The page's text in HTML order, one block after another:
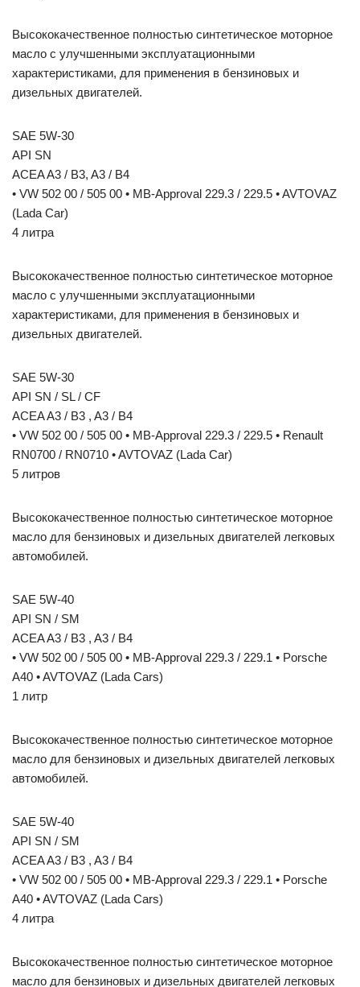
Высококачественное полностью синтетическое моторное
масло с улучшенными эксплуатационными
характеристиками, для применения в бензиновых и
дизельных двигателей.
SAE 5W-30
API SN
ACEA A3 / B3, A3 / B4
• VW 502 00 / 505 00 • MB-Approval 229.3 / 229.5 • AVTOVAZ
(Lada Car)
4 литра
Высококачественное полностью синтетическое моторное
масло с улучшенными эксплуатационными
характеристиками, для применения в бензиновых и
дизельных двигателей.
SAE 5W-30
API SN / SL / CF
ACEA A3 / B3 , A3 / B4
• VW 502 00 / 505 00 • MB-Approval 229.3 / 229.5 • Renault
RN0700 / RN0710 • AVTOVAZ (Lada Car)
5 литров
Высококачественное полностью синтетическое моторное
масло для бензиновых и дизельных двигателей легковых
автомобилей.
SAE 5W-40
API SN / SM
ACEA A3 / B3 , A3 / B4
• VW 502 00 / 505 00 • MB-Approval 229.3 / 229.1 • Porsche
A40 • AVTOVAZ (Lada Cars)
1 литр
Высококачественное полностью синтетическое моторное
масло для бензиновых и дизельных двигателей легковых
автомобилей.
SAE 5W-40
API SN / SM
ACEA A3 / B3 , A3 / B4
• VW 502 00 / 505 00 • MB-Approval 229.3 / 229.1 • Porsche
A40 • AVTOVAZ (Lada Cars)
4 литра
Высококачественное полностью синтетическое моторное
масло для бензиновых и дизельных двигателей легковых